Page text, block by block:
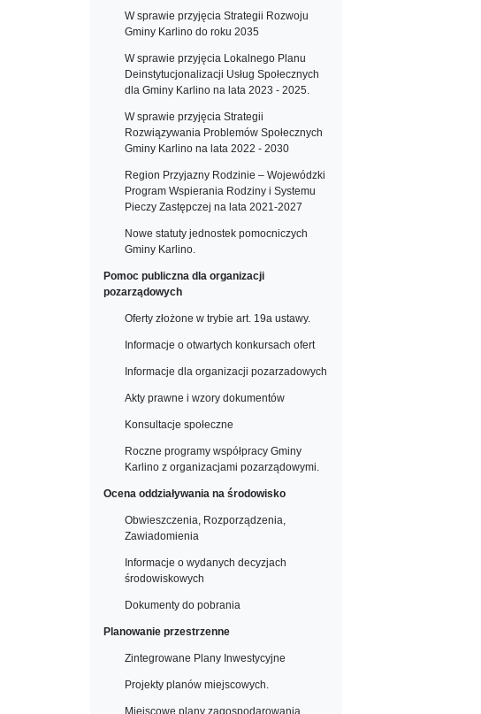
W sprawie przyjęcia Strategii Rozwoju
Gminy Karlino do roku 2035
W sprawie przyjęcia Lokalnego Planu
Deinstytucjonalizacji Usług Społecznych
dla Gminy Karlino na lata 2023 - 2025.
W sprawie przyjęcia Strategii
Rozwiązywania Problemów Społecznych
Gminy Karlino na lata 2022 - 2030
Region Przyjazny Rodzinie – Wojewódzki
Program Wspierania Rodziny i Systemu
Pieczy Zastępczej na lata 2021-2027
Nowe statuty jednostek pomocniczych
Gminy Karlino.
Pomoc publiczna dla organizacji
pozarządowych
Oferty złożone w trybie art. 19a ustawy.
Informacje o otwartych konkursach ofert
Informacje dla organizacji pozarzadowych
Akty prawne i wzory dokumentów
Konsultacje społeczne
Roczne programy współpracy Gminy
Karlino z organizacjami pozarządowymi.
Ocena oddziaływania na środowisko
Obwieszczenia, Rozporządzenia,
Zawiadomienia
Informacje o wydanych decyzjach
środowiskowych
Dokumenty do pobrania
Planowanie przestrzenne
Zintegrowane Plany Inwestycyjne
Projekty planów miejscowych.
Miejscowe plany zagospodarowania